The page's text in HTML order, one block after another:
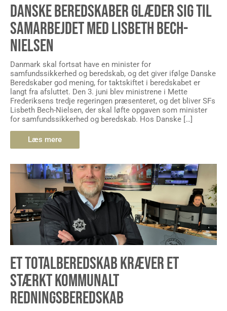
DANSKE BEREDSKABER GLÆDER SIG TIL
SAMARBEJDET MED LISBETH BECH-
NIELSEN
Danmark skal fortsat have en minister for
samfundssikkerhed og beredskab, og det giver ifølge Danske
Beredskaber god mening, for taktskiftet i beredskabet er
langt fra afsluttet. Den 3. juni blev ministrene i Mette
Frederiksens tredje regeringen præsenteret, og det bliver SFs
Lisbeth Bech-Nielsen, der skal løfte opgaven som minister
for samfundssikkerhed og beredskab. Hos Danske […]
Læs mere
ET TOTALBEREDSKAB KRÆVER ET
STÆRKT KOMMUNALT
REDNINGSBEREDSKAB